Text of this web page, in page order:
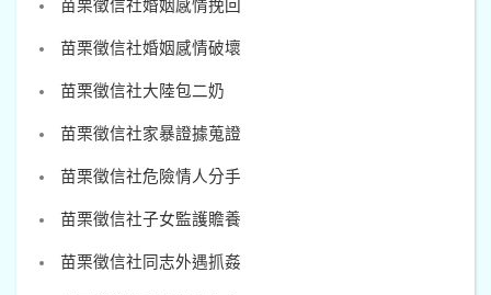
苗栗徵信社婚姻感情挽回
苗栗徵信社婚姻感情破壞
苗栗徵信社大陸包二奶
苗栗徵信社家暴證據蒐證
苗栗徵信社危險情人分手
苗栗徵信社子女監護贍養
苗栗徵信社同志外遇抓姦